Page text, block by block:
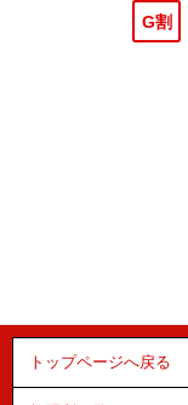
G割
トップページへ戻る